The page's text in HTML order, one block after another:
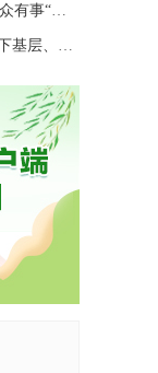
李沧区沧口街道便民服务“不打烊” 群众有事“随时办”
中国海警局北海分局海疆文艺先锋舰下基层、进码头、上海岛巡演